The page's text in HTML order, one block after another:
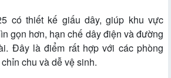
có thiết kế giấu dây, giúp khu vực
gọn hơn, hạn chế dây điện và đường
Đây là điểm rất hợp với các phòng
chu và dễ vệ sinh.